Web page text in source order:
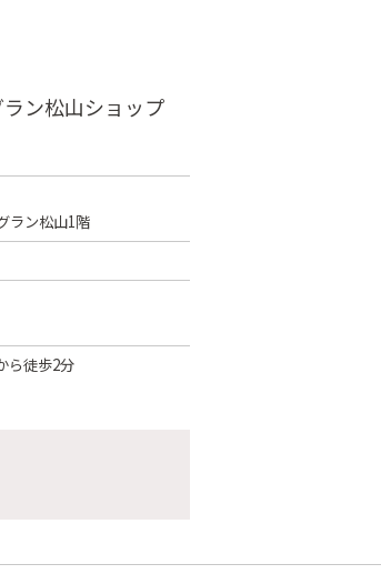
ン松山ショップ
ラン松山1階
ら徒歩2分